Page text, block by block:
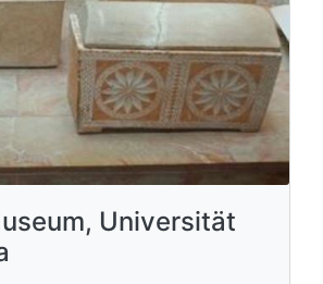
Universität